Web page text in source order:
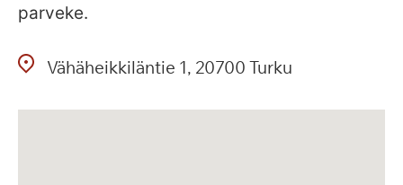
parveke.
Vähäheikkiläntie 1 20700 Turku